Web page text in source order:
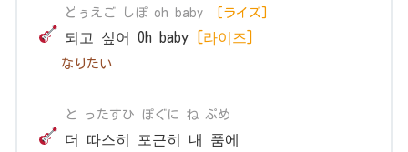
どぅえご しぽ oh baby [ライズ]
되고 싶어 Oh baby [라이즈]
なりたい
と ったすひ ぽぐに ね ぷめ
더 따스히 포근히 내 품에